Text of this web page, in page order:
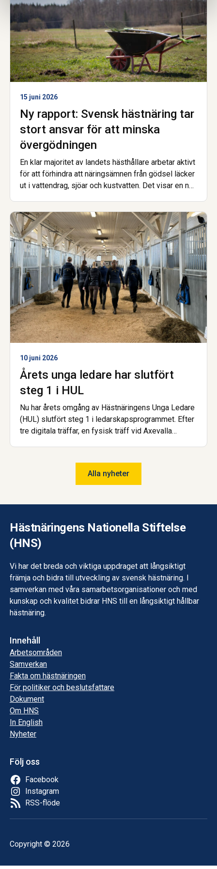
15 juni 2026
Ny rapport: Svensk hästnäring tar
stort ansvar för att minska
övergödningen
En klar majoritet av landets hästhållare arbetar aktivt
för att förhindra att näringsämnen från gödsel läcker
ut i vattendrag, sjöar och kustvatten. Det visar en ny
Samtidigt pekar resultaten tydligt på att ekonomiska
förutsättningar och tillgång till rätt stöd är avgörande
för att fler ska kunna göra mer.
10 juni 2026
Årets unga ledare har slutfört
steg 1 i HUL
Nu har årets omgång av Hästnäringens Unga Ledare
(HUL) slutfört steg 1 i ledarskapsprogrammet. Efter
tre digitala träffar, en fysisk träff vid Axevalla
Alla nyheter
Hästnäringens Nationella Stiftelse
(HNS)
Vi har det breda och viktiga uppdraget att långsiktigt
främja och bidra till utveckling av svensk hästnäring. I
samverkan med våra samarbetsorganisationer och med
kunskap och kvalitet bidrar HNS till en långsiktigt hållbar
hästnäring.
Innehåll
Arbetsområden
Samverkan
Fakta om hästnäringen
För politiker och beslutsfattare
Dokument
Om HNS
In English
Nyheter
Följ oss
Facebook
Instagram
RSS-flöde
Copyright © 2026